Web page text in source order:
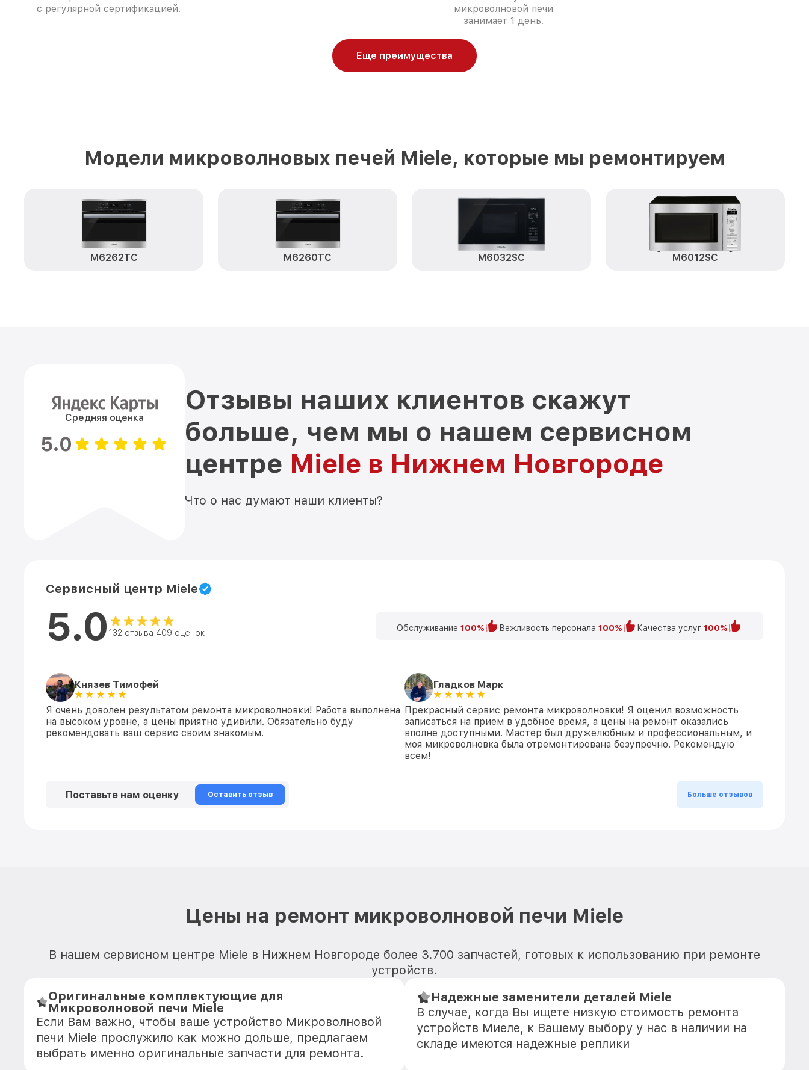
с регулярной сертификацией.
микроволновой печи
занимает 1 день.
Еще преимущества
Модели микроволновых печей Miele, которые мы ремонтируем
M6262TC M6260TC M6032SC M6012SC
Средняя оценка
5.0
Отзывы наших клиентов скажут
больше, чем мы о нашем сервисном
центре Miele в Нижнем Новгороде
Что о нас думают наши клиенты?
Сервисный центр Miele
5.0 132 отзыва 409 оценок Обслуживание 100% Вежливость персонала 100% Качества услуг 100%
Князев Тимофей
Я очень доволен результатом ремонта микроволновки! Работа выполнена
на высоком уровне, а цены приятно удивили. Обязательно буду
рекомендовать ваш сервис своим знакомым.
Гладков Марк
Прекрасный сервис ремонта микроволновки! Я оценил возможность
записаться на прием в удобное время, а цены на ремонт оказались
вполне доступными. Мастер был дружелюбным и профессиональным, и
моя микроволновка была отремонтирована безупречно. Рекомендую
всем!
Поставьте нам оценку Оставить отзыв Больше отзывов
Цены на ремонт микроволновой печи Miele
В нашем сервисном центре Miele в Нижнем Новгороде более 3.700 запчастей, готовых к использованию при ремонте
устройств.
Оригинальные комплектующие для
Микроволновой печи Miele
Если Вам важно, чтобы ваше устройство Микроволновой
печи Miele прослужило как можно дольше, предлагаем
выбрать именно оригинальные запчасти для ремонта.
Надежные заменители деталей Miele
В случае, когда Вы ищете низкую стоимость ремонта
устройств Миеле, к Вашему выбору у нас в наличии на
складе имеются надежные реплики